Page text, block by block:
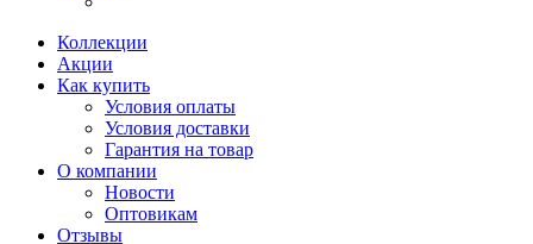
Коллекции
Акции
Как купить
Условия оплаты
Условия доставки
Гарантия на товар
О компании
Новости
Оптовикам
Отзывы